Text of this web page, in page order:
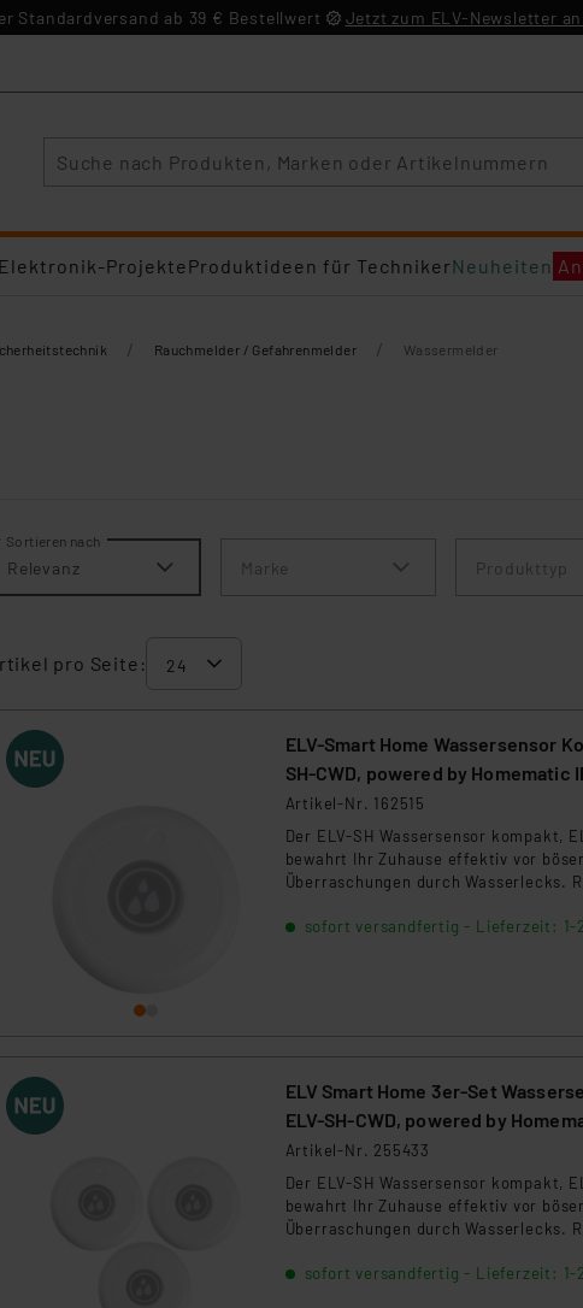
Standardversand ab 39 € Bestellwert Jetzt zum ELV-Newsletter
ProjekteProduktideen für TechnikerNeuheiten
/ Rauchmelder / Gefahrenmelder / Wassermelder
Sortieren nach
Relevanz Marke Produkttyp
pro Seite:
ELV-Smart Home Wassersensor
SH-CWD, powered by Homematic
Artikel-Nr. 162515
Der ELV-SH Wassersensor kompakt,
bewahrt Ihr Zuhause effektiv vor
Überraschungen durch Wasserlecks.
alarmiert. Das gibt Ihnen die
sofort versandfertig - Lieferzeit: 1-
ELV Smart Home 3er-Set
ELV-SH-CWD, powered by
Artikel-Nr. 255433
Der ELV-SH Wassersensor kompakt,
bewahrt Ihr Zuhause effektiv vor
Überraschungen durch Wasserlecks.
alarmiert. Das gibt Ihnen die
sofort versandfertig - Lieferzeit: 1-